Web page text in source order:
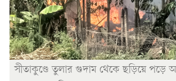
সীতাকুণ্ডে তুলার গুদাম থেকে ছড়িয়ে পড়ে